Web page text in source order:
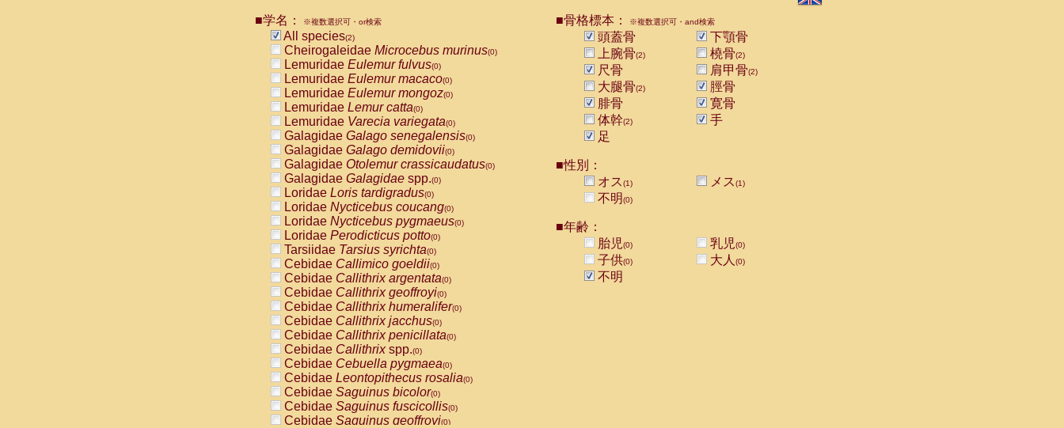
■学名： ※複数選択可・or検索
All species(2)
Cheirogaleidae Microcebus murinus(0)
Lemuridae Eulemur fulvus(0)
Lemuridae Eulemur macaco(0)
Lemuridae Eulemur mongoz(0)
Lemuridae Lemur catta(0)
Lemuridae Varecia variegata(0)
Galagidae Galago senegalensis(0)
Galagidae Galago demidovii(0)
Galagidae Otolemur crassicaudatus(0)
Galagidae Galagidae spp.(0)
Loridae Loris tardigradus(0)
Loridae Nycticebus coucang(0)
Loridae Nycticebus pygmaeus(0)
Loridae Perodicticus potto(0)
Tarsiidae Tarsius syrichta(0)
Cebidae Callimico goeldii(0)
Cebidae Callithrix argentata(0)
Cebidae Callithrix geoffroyi(0)
Cebidae Callithrix humeralifer(0)
Cebidae Callithrix jacchus(0)
Cebidae Callithrix penicillata(0)
Cebidae Callithrixspp.(0)
Cebidae Cebuella pygmaea(0)
Cebidae Leontopithecus rosalia(0)
Cebidae Saguinus bicolor(0)
Cebidae Saguinus fuscicollis(0)
Cebidae Saguinus geoffroyi(0)
■骨格標本： ※複数選択可・and検索
頭蓋骨
下顎骨
上腕骨(2) 橈骨(2)
尺骨 肩甲骨(2)
大腿骨(2)
脛骨
腓骨
寛骨
体幹(2)
手
足
■性別：
オス(1) メス(1)
不明(0)
■年齢：
胎児(0) 乳児(0)
子供(0) 大人 (0)
不明